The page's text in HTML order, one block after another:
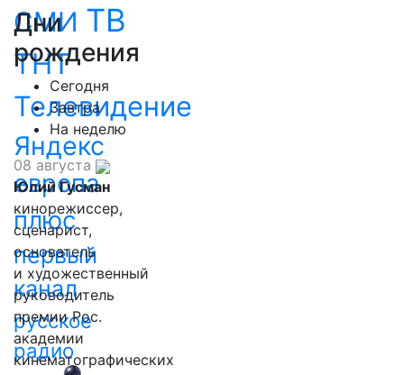
СМИ ТВ
ТНТ
Телевидение
Яндекс
европа
плюс
первый
канал
русское
радио
Дни
рождения
Сегодня
Завтра
На неделю
08 августа
Юлий Гусман
кинорежиссер,
сценарист,
основатель
и художественный
руководитель
премии Рос.
академии
кинематографических